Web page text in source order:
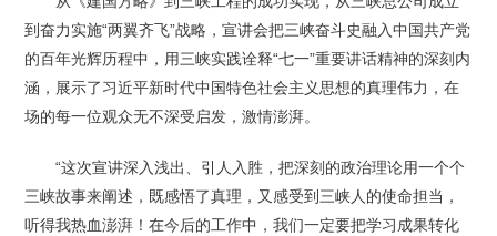
到奋力实施“两翼齐飞”战略，宣讲会把三峡奋斗史融入中国共产党
的百年光辉历程中，用三峡实践诠释“七一”重要讲话精神的深刻内
涵，展示了习近平新时代中国特色社会主义思想的真理伟力，在
场的每一位观众无不深受启发，激情澎湃。
“这次宣讲深入浅出、引人入胜，把深刻的政治理论用一个个
三峡故事来阐述，既感悟了真理，又感受到三峡人的使命担当，
听得我热血澎湃！在今后的工作中，我们一定要把学习成果转化